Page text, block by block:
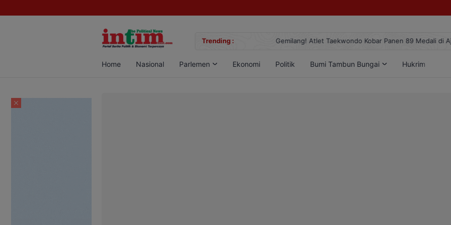
Trending :
Sabu di Pangkalan Bun, Dua Pelaku Diamankan Gemilang! Atlet Taekwondo Kobar Panen 89 Medali di Ajang
Home Nasional Parlemen Ekonomi Politik Bumi Tambun Bungai Hukrim